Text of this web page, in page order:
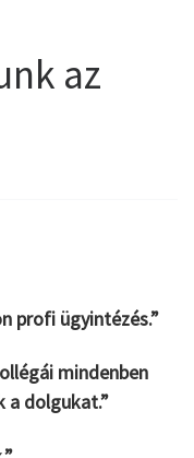
az
profi ügyintézés.”
mindenben
dolgukat.”